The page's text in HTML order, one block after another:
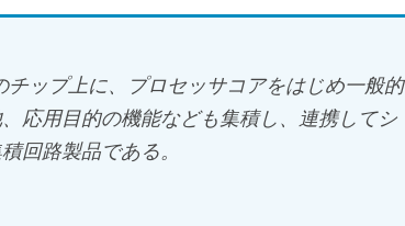
ップ上に、プロセッサコアをはじめ一般的
応用目的の機能なども集積し、連携してシ
回路製品である。